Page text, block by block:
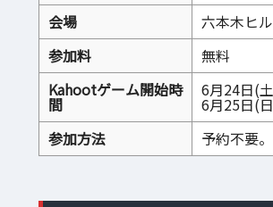
会場
六本木ヒ
参加料
無料
Kahootゲーム開始時
間
6月24日(
6月25日(
参加方法
予約不要